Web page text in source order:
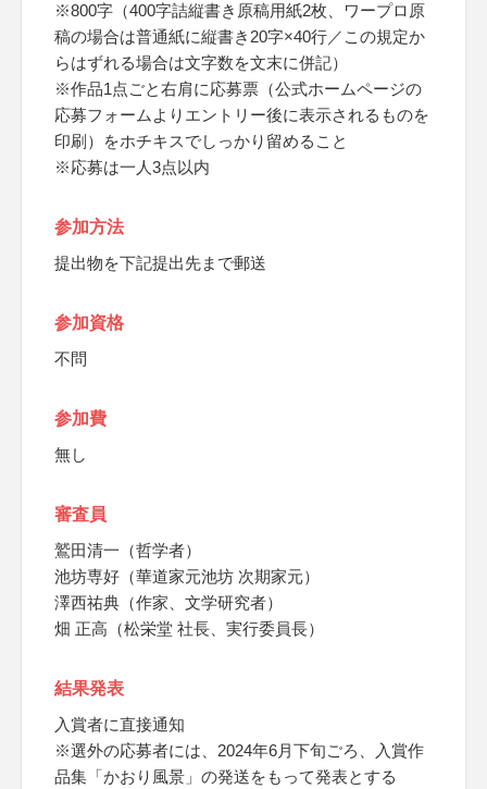
※800字（400字詰縦書き原稿用紙2枚、ワープロ原
稿の場合は普通紙に縦書き20字×40行／この規定か
らはずれる場合は文字数を文末に併記）
※作品1点ごと右肩に応募票（公式ホームページの
応募フォームよりエントリー後に表示されるものを
印刷）をホチキスでしっかり留めること
※応募は一人3点以内
参加方法
提出物を下記提出先まで郵送
参加資格
不問
参加費
無し
審査員
鷲田清一（哲学者）
池坊専好（華道家元池坊 次期家元）
澤西祐典（作家、文学研究者）
畑 正高（松栄堂 社長、実行委員長）
結果発表
入賞者に直接通知
※選外の応募者には、2024年6月下旬ごろ、入賞作
品集「かおり風景」の発送をもって発表とする